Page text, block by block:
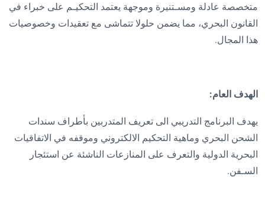
متخصصة عادلة ومسـتنيرة وموجهة يعتمد التحكيـم على خبراء في
القانون البحري، مما يضمن حلولا تتماشى مع تعقيدات وخصوصيات
هذا المجال.
الهدف العام:
يهدف البرنامج التدريبي الى تعريف المتدربين بأطراف سندات
الشحن البحري وماهية التحكيم الالكتروني وموقفه في الاتفاقيات
البحرية الدولية والتعرف على المنازعات الناشئة عن استئجار
السـفن.